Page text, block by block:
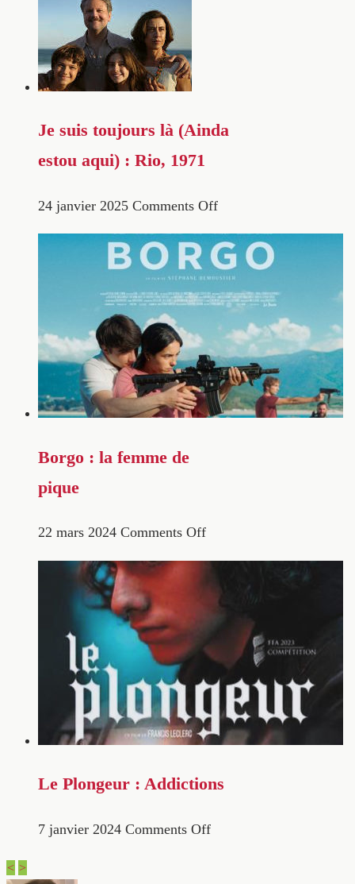
Je suis toujours là (Ainda
estou aqui) : Rio, 1971
24 janvier 2025 Comments Off
Borgo : la femme de
pique
22 mars 2024 Comments Off
Le Plongeur : Addictions
7 janvier 2024 Comments Off
< >